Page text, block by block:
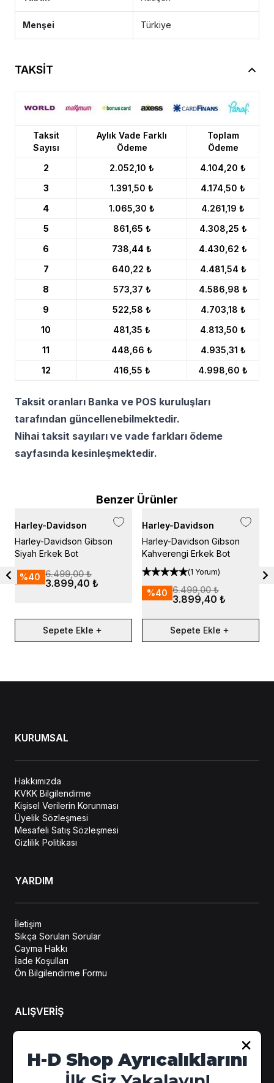
Menşei Türkiye
TAKSİT
Taksit
Sayısı
Aylık Vade Farklı
Ödeme
Toplam
Ödeme
2
2.052,10 ₺
4.104,20 ₺
3
1.391,50 ₺
4.174,50 ₺
4
1.065,30 ₺
4.261,19 ₺
5
861,65 ₺
4.308,25 ₺
6
738,44 ₺
4.430,62 ₺
7
640,22 ₺
4.481,54 ₺
8
573,37 ₺
4.586,98 ₺
9
522,58 ₺
4.703,18 ₺
10
481,35 ₺
4.813,50 ₺
11
448,66 ₺
4.935,31 ₺
12
416,55 ₺ 4.998,60 ₺
Taksit oranları Banka ve POS kuruluşları
tarafından güncellenebilmektedir.
Nihai taksit sayıları ve vade farkları ödeme
sayfasında kesinleşmektedir.
Benzer Ürünler
Harley-Davidson
Harley-Davidson Gibson
Siyah Erkek Bot
%40 6.499,00 ₺
3.899,40 ₺
Sepete Ekle
Harley-Davidson
Harley-Davidson Gibson
Kahverengi Erkek Bot
(1 Yorum)
%40 6.499,00 ₺
3.899,40 ₺
Sepete Ekle
KURUMSAL
Hakkımızda
KVKK Bilgilendirme
Kişisel Verilerin Korunması
Üyelik Sözleşmesi
Mesafeli Satış Sözleşmesi
Gizlilik Politikası
YARDIM
İletişim
Sıkça Sorulan Sorular
Cayma Hakkı
İade Koşulları
Ön Bilgilendirme Formu
ALIŞVERİŞ
Hesabım
Sipariş Takip
Kampanya Detayları
H-D Shop Ayrıcalıklarını